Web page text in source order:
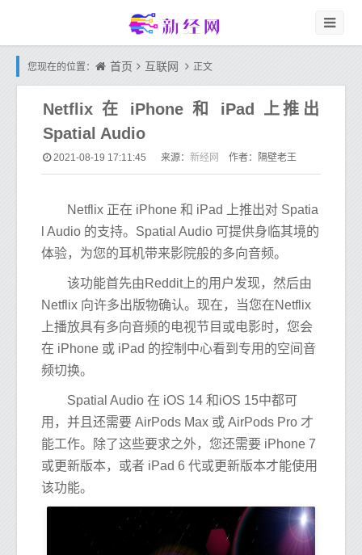
您现在的位置： 首页 互联网 正文
Netflix 在 iPhone 和 iPad 上推出
Spatial Audio
2021-08-19 17:11:45 来源： 新经网 作者：隔壁老王
Netflix 正在 iPhone 和 iPad 上推出对 Spatia
l Audio 的支持。Spatial Audio 可提供身临其境的
体验，为您的耳机带来影院般的多向音频。
该功能首先由Reddit上的用户发现，然后由
Netflix 向许多出版物确认。现在，当您在Netflix
上播放具有多向音频的电视节目或电影时，您会
在 iPhone 或 iPad 的控制中心看到专用的空间音
频切换。
Spatial Audio 在 iOS 14 和iOS 15中都可
用，并且还需要 AirPods Max 或 AirPods Pro 才
能工作。除了这些要求之外，您还需要 iPhone 7
或更新版本，或者 iPad 6 代或更新版本才能使用
该功能。